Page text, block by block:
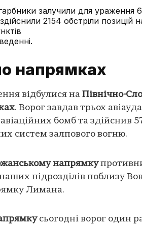
залучили для ураження
2154 обстріли позицій
напрямках
відбулися на Північно-
. Ворог завдав трьох
бомб та здійснив
систем залпового вогню.
напрямку
підрозділів поблизу
Лимана.
сьогодні ворог один